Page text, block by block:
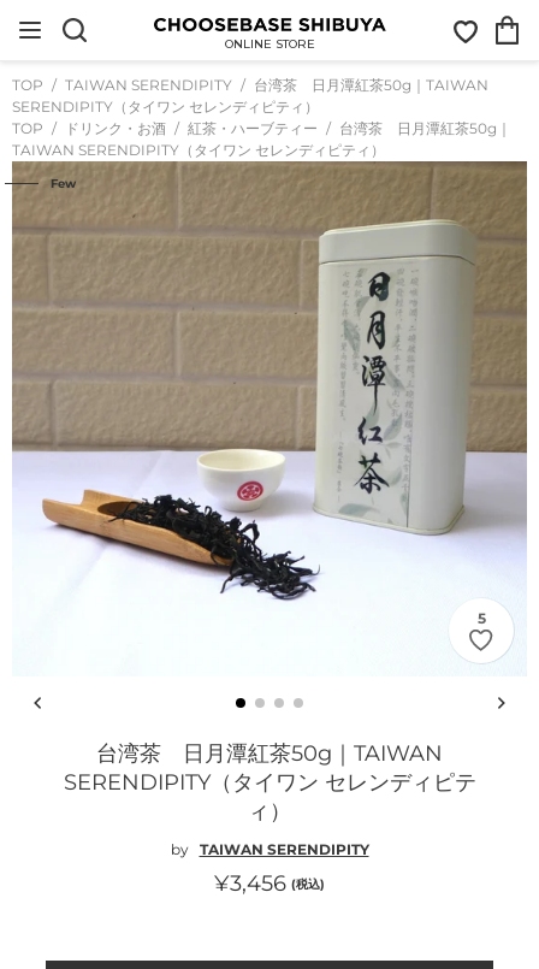
す
ONLINE STORE
お
気
入
り
カ
ー
TOP TAIWAN SERENDIPITY
台湾茶 日月潭紅茶50g｜TAIWAN
SERENDIPITY（タイワン セレンディピティ）
TOP
ドリンク・お酒 紅茶・ハーブティー
台湾茶 日月潭紅茶50g｜
TAIWAN SERENDIPITY（タイワン セレンディピティ）
Few
5
台湾茶 日月潭紅茶50g｜TAIWAN
SERENDIPITY（タイワン セレンディピテ
ィ）
by TAIWAN SERENDIPITY
通
¥3,456 (税込)